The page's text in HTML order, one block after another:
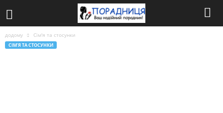
додому Сім'я та стосунки
СІМ'Я ТА СТОСУНКИ